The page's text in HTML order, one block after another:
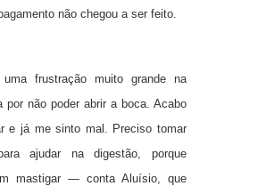
não chegou a ser feito.
frustração muito grande na
por não poder abrir a boca. Acabo
e já me sinto mal. Preciso tomar
ajudar na digestão, porque
mastigar — conta Aluísio, que